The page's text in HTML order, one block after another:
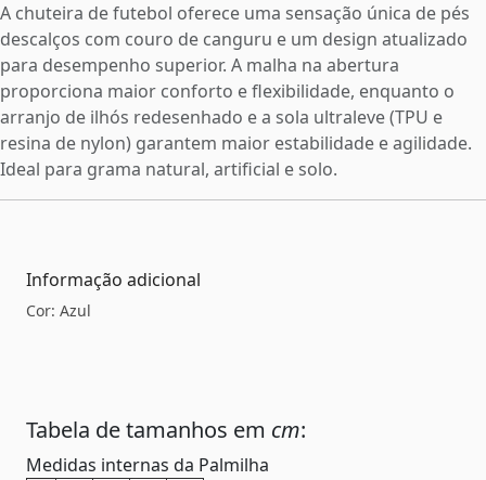
A chuteira de futebol oferece uma sensação única de pés
descalços com couro de canguru e um design atualizado
para desempenho superior. A malha na abertura
proporciona maior conforto e flexibilidade, enquanto o
arranjo de ilhós redesenhado e a sola ultraleve (TPU e
resina de nylon) garantem maior estabilidade e agilidade.
Ideal para grama natural, artificial e solo.
Informação adicional
Cor: Azul
Tabela de tamanhos em cm:
Medidas internas da Palmilha